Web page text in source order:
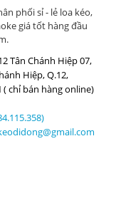
phối sỉ - lẻ loa kéo,
giá tốt hàng đầu
Tân Chánh Hiệp 07,
Hiệp, Q.12,
( chỉ bán hàng online)